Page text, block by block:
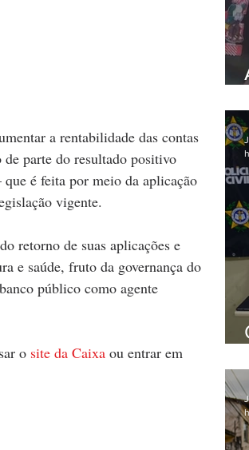
a rentabilidade das contas
parte do resultado positivo
é feita por meio da aplicação
vigente.
retorno de suas aplicações e
e saúde, fruto da governança do
público como agente
o site da Caixa ou entrar em